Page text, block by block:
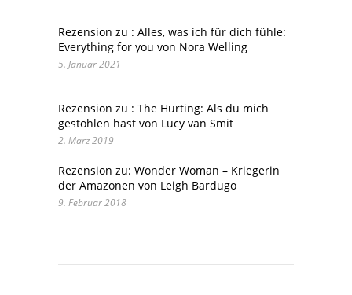
Rezension zu : Alles, was ich für dich fühle:
Everything for you von Nora Welling
5. Januar 2021
Rezension zu : The Hurting: Als du mich
gestohlen hast von Lucy van Smit
2. März 2019
Rezension zu: Wonder Woman – Kriegerin
der Amazonen von Leigh Bardugo
9. Februar 2018